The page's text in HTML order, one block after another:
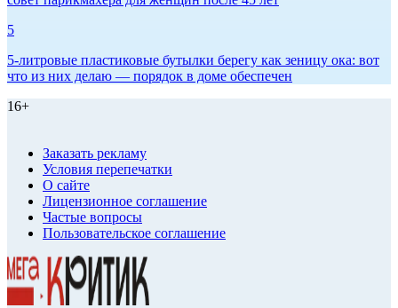
5
5-литровые пластиковые бутылки берегу как зеницу ока: вот
что из них делаю — порядок в доме обеспечен
16+
Заказать рекламу
Условия перепечатки
О сайте
Лицензионное соглашение
Частые вопросы
Пользовательское соглашение